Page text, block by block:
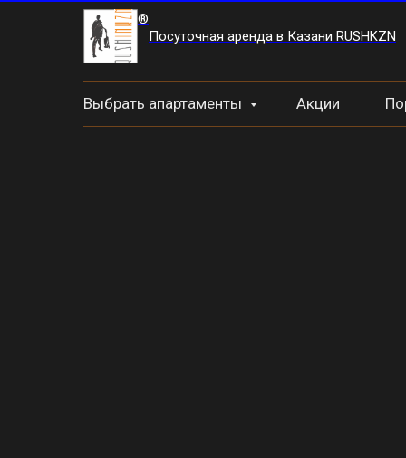
Выбрать апартаменты Акции
®
Посуточная аренда в Казани RUSHKZN